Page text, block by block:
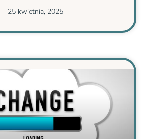
25 kwietnia, 2025